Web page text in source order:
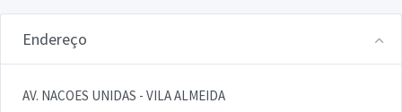
Endereço
AV. NACOES UNIDAS - VILA ALMEIDA